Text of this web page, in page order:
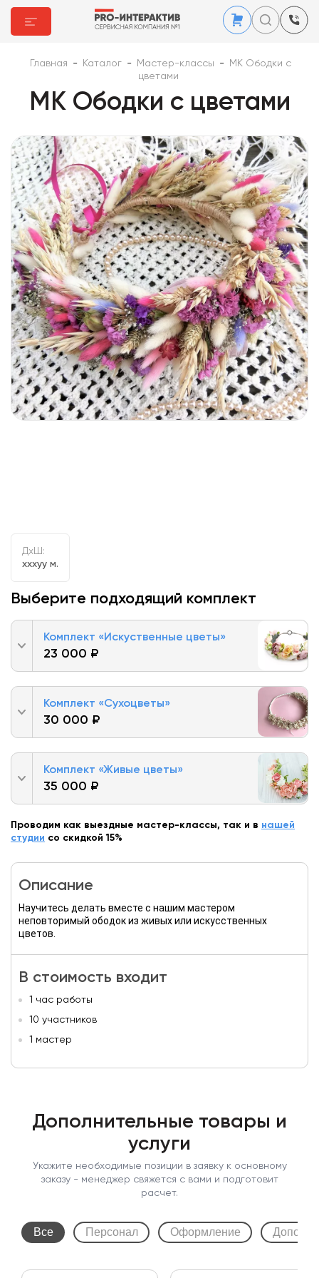
Главная - Каталог - Мастер-классы -
МК Ободки с
цветами
МК Ободки с цветами
ДxШ:
xxxyy м.
Выберите подходящий комплект
Комплект «Искуственные цветы»
23 000 ₽
Комплект «Сухоцветы»
30 000 ₽
Комплект «Живые цветы»
35 000 ₽
Проводим как выездные мастер-классы, так и в нашей
студии со скидкой 15%
Описание
Научитесь делать вместе с нашим мастером
неповторимый ободок из живых или искусственных
цветов.
В стоимость входит
1 час работы
10 участников
1 мастер
Дополнительные товары и
услуги
Укажите необходимые позиции в заявку к основному
заказу - менеджер свяжется с вами и подготовит
расчет.
Все Персонал Оформление